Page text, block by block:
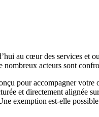
au cœur des services et
acteurs sont
pour accompagner
et directement alignée
exemption est-elle